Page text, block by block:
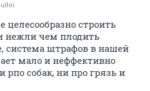
ulloi
целесообразно строить
нежли чем плодить
система штрафов в нашей
мало и неффективно
собак, ни про грязь и